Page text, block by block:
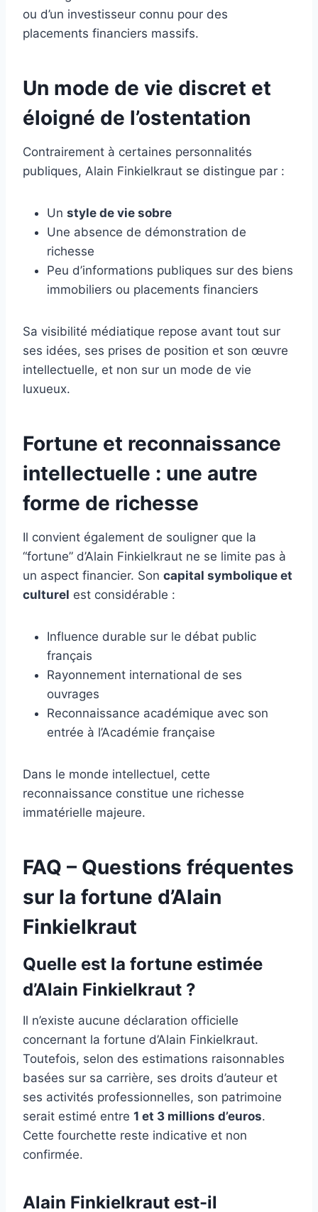
ou d’un investisseur connu pour des
placements financiers massifs.
Un mode de vie discret et
éloigné de l’ostentation
Contrairement à certaines personnalités
publiques, Alain Finkielkraut se distingue par :
Un style de vie sobre
Une absence de démonstration de
richesse
Peu d’informations publiques sur des biens
immobiliers ou placements financiers
Sa visibilité médiatique repose avant tout sur
ses idées, ses prises de position et son œuvre
intellectuelle, et non sur un mode de vie
luxueux.
Fortune et reconnaissance
intellectuelle : une autre
forme de richesse
Il convient également de souligner que la
“fortune” d’Alain Finkielkraut ne se limite pas à
un aspect financier. Son capital symbolique et
culturel est considérable :
Influence durable sur le débat public
français
Rayonnement international de ses
ouvrages
Reconnaissance académique avec son
entrée à l’Académie française
Dans le monde intellectuel, cette
reconnaissance constitue une richesse
immatérielle majeure.
FAQ – Questions fréquentes
sur la fortune d’Alain
Finkielkraut
Quelle est la fortune estimée
d’Alain Finkielkraut ?
Il n’existe aucune déclaration officielle
concernant la fortune d’Alain Finkielkraut.
Toutefois, selon des estimations raisonnables
basées sur sa carrière, ses droits d’auteur et
ses activités professionnelles, son patrimoine
serait estimé entre 1 et 3 millions d’euros.
Cette fourchette reste indicative et non
confirmée.
Alain Finkielkraut est-il